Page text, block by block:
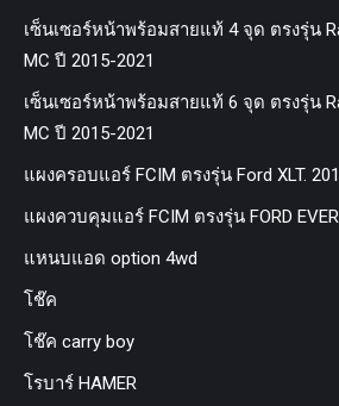
เซ็นเซอร์หน้าพร้อมสายแท้ 4 จุด ตรงรุ่น
MC ปี 2015-2021
เซ็นเซอร์หน้าพร้อมสายแท้ 6 จุด ตรงรุ่น
MC ปี 2015-2021
แผงครอบแอร์ FCIM ตรงรุ่น Ford XLT.
แผงควบคุมแอร์ FCIM ตรงรุ่น FORD
แหนบแอด option 4wd
โช๊ค
โช๊ค carry boy
โรบาร์ HAMER